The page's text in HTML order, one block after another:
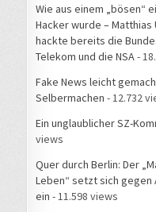
Wie aus einem „bösen“
Hacker wurde – Matthias
hackte bereits die
Telekom und die NSA -
Fake News leicht
Selbermachen - 12.732
Ein unglaublicher SZ-
views
Quer durch Berlin: Der
Leben“ setzt sich gegen
ein - 11.598 views